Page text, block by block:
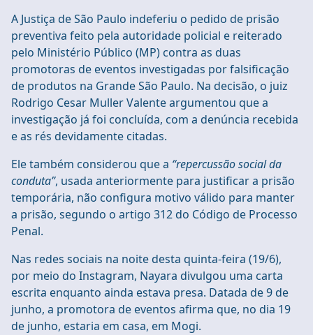
A Justiça de São Paulo indeferiu o pedido de prisão
preventiva feito pela autoridade policial e reiterado
pelo Ministério Público (MP) contra as duas
promotoras de eventos investigadas por falsificação
de produtos na Grande São Paulo. Na decisão, o juiz
Rodrigo Cesar Muller Valente argumentou que a
investigação já foi concluída, com a denúncia recebida
e as rés devidamente citadas.
Ele também considerou que a “repercussão social da
conduta”, usada anteriormente para justificar a prisão
temporária, não configura motivo válido para manter
a prisão, segundo o artigo 312 do Código de Processo
Penal.
Nas redes sociais na noite desta quinta-feira (19/6),
por meio do Instagram, Nayara divulgou uma carta
escrita enquanto ainda estava presa. Datada de 9 de
junho, a promotora de eventos afirma que, no dia 19
de junho, estaria em casa, em Mogi.